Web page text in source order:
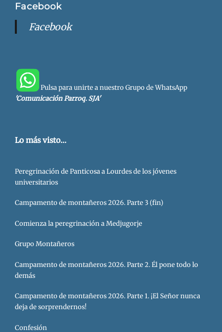
Facebook
Facebook
Pulsa para unirte a nuestro Grupo de WhatsApp
'Comunicación Parroq. SJA'
Lo más visto...
Peregrinación de Panticosa a Lourdes de los jóvenes
universitarios
Campamento de montañeros 2026. Parte 3 (fin)
Comienza la peregrinación a Medjugorje
Grupo Montañeros
Campamento de montañeros 2026. Parte 2. Él pone todo lo
demás
Campamento de montañeros 2026. Parte 1. ¡El Señor nunca
deja de sorprendernos!
Confesión